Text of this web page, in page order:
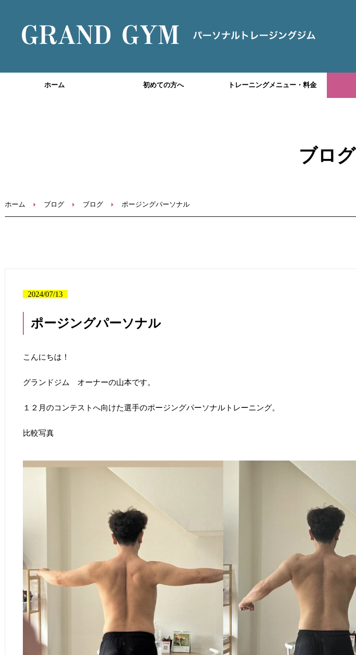
ホーム 初めての方へ トレーニングメニュー・料金
ブログ
ホーム ブログ ブログ ポージングパーソナル
2024/07/13
ポージングパーソナル
こんにちは！
グランドジム オーナーの山本です。
１２月のコンテストへ向けた選手のポージングパーソナルトレーニング。
比較写真